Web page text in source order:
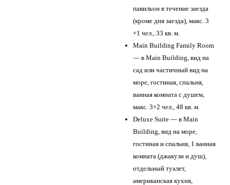
павильон в течение заезда
(кроме дня заезда), макс. 3
+1 чел., 33 кв. м.
Main Building Family Room
— в Main Building, вид на
сад или частичный вид на
море, гостиная, спальня,
ванная комната с душем,
макс. 3+2 чел., 48 кв. м.
Deluxe Suite — в Main
Building, вид на море,
гостиная и спальня, 1 ванная
комната (джакузи и душ),
отдельный туалет,
американская кухня,